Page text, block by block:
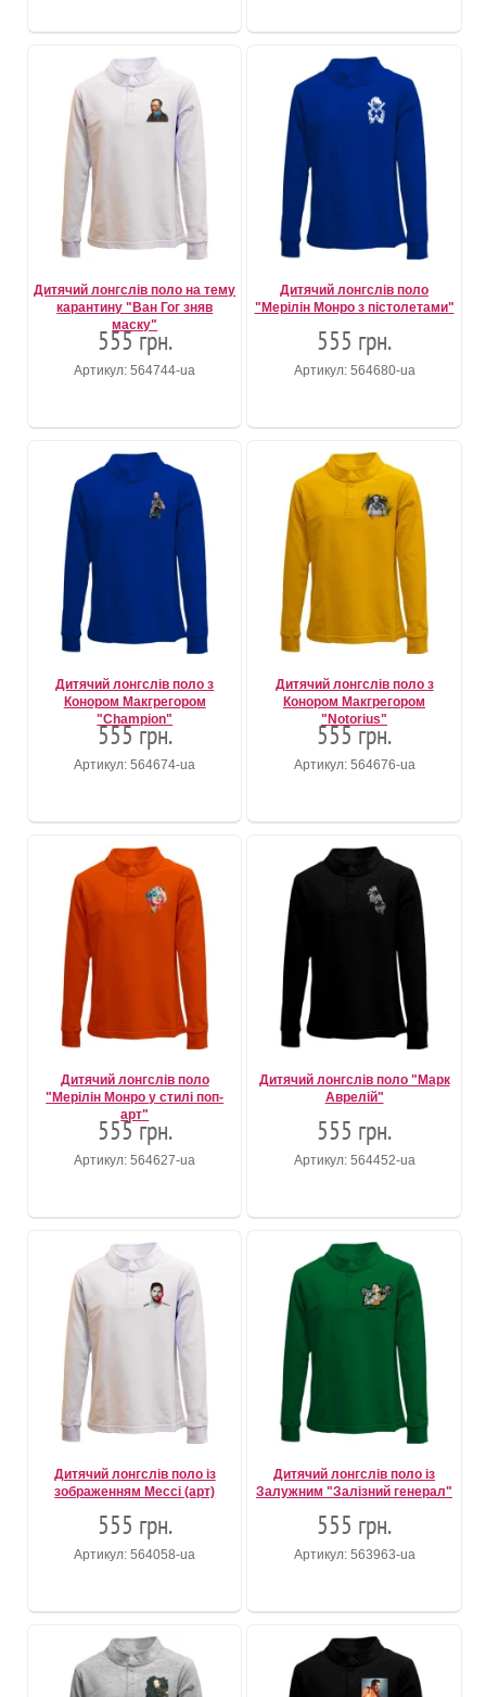
Дитячий лонгслів поло на тему
карантину "Ван Гог зняв
маску"
555 грн.
Артикул: 564744-ua
Дитячий лонгслів поло
"Мерілін Монро з пістолетами"
555 грн.
Артикул: 564680-ua
Дитячий лонгслів поло з
Конором Макгрегором
"Champion"
555 грн.
Артикул: 564674-ua
Дитячий лонгслів поло з
Конором Макгрегором
"Notorius"
555 грн.
Артикул: 564676-ua
Дитячий лонгслів поло
"Мерілін Монро у стилі поп-
арт"
555 грн.
Артикул: 564627-ua
Дитячий лонгслів поло "Марк
Аврелій"
555 грн.
Артикул: 564452-ua
Дитячий лонгслів поло із
зображенням Мессі (арт)
555 грн.
Артикул: 564058-ua
Дитячий лонгслів поло із
Залужним "Залізний генерал"
555 грн.
Артикул: 563963-ua